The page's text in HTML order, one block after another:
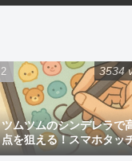
ツムツムのシンデレラで
点を狙える！スマホタッ
ン
3534